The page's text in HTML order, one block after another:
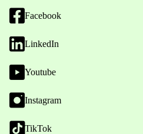
Facebook
LinkedIn
Youtube
Instagram
TikTok